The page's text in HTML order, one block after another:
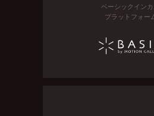
ベーシックイン
プラットフォー